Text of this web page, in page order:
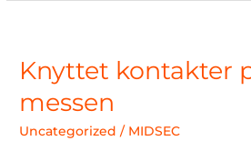
Knyttet kontakter
messen
Uncategorized / MIDSEC
FSi-
messen